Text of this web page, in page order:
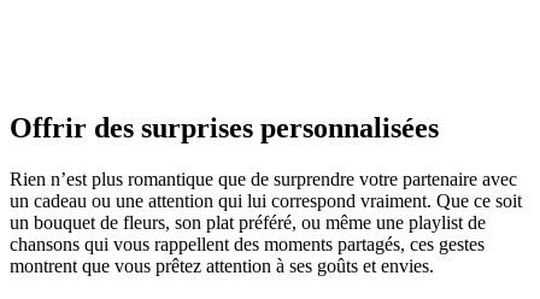
Offrir des surprises personnalisées
Rien n’est plus romantique que de surprendre votre partenaire avec
un cadeau ou une attention qui lui correspond vraiment. Que ce soit
un bouquet de fleurs, son plat préféré, ou même une playlist de
chansons qui vous rappellent des moments partagés, ces gestes
montrent que vous prêtez attention à ses goûts et envies.